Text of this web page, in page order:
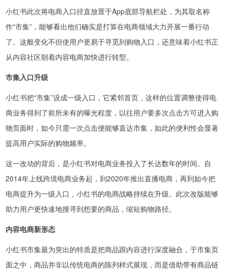
小红书此次将电商入口径直放置于App底部导航栏处，为其取名称
作“市集”，能够看出他们确实是打算在电商领域大力开展一番行动
了。这般变化不但使用户更易于寻觅到购物入口，还意味着小红书正
从内容社区朝着内容电商加快进行转型。
市集入口升级
小红书把“市集”设成一级入口，它紧邻首页，这样的位置调整使得电
商业务得到了前所未有的曝光程度，以往用户要多次点击方可进入购
物页面时，如今只需一次点击便能够直达市集，如此的便利性会显著
提高用户实际的购物频率。
这一改动的背后，是小红书对电商业务投入了长达数年的时间。自
2014年上线跨境电商业务起，到2020年推出直播电商，再到如今把
电商提升为一级入口，小红书的电商战略持续在升级。此次改版能够
助力用户更快速地搜寻到想要的商品，缩短购物路径。
内容电商新形态
小红书市集最为突出的特质是把商品跟内容进行深度融合，于市集页
面之中，商品并非以传统电商的陈列样式展现，而是借助带有商品链